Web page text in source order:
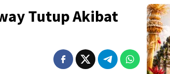
Tutup Akibat